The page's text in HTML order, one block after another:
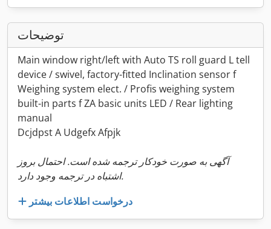
توضیحات
Main window right/left with Auto TS roll guard L tell
device / swivel, factory-fitted Inclination sensor f
Weighing system elect. / Profis weighing system
built-in parts f ZA basic units LED / Rear lighting
manual
Dcjdpst A Udgefx Afpjk
آگهی به صورت خودکار ترجمه شده است. احتمال بروز
اشتباه در ترجمه وجود دارد.
درخواست اطلاعات بیشتر